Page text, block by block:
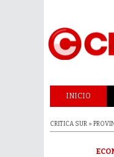
INICIO
CRITICA SUR »